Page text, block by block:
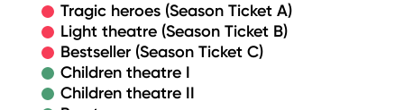
Tragic heroes (Season Ticket A)
Light theatre (Season Ticket B)
Bestseller (Season Ticket C)
Children theatre I
Children theatre II